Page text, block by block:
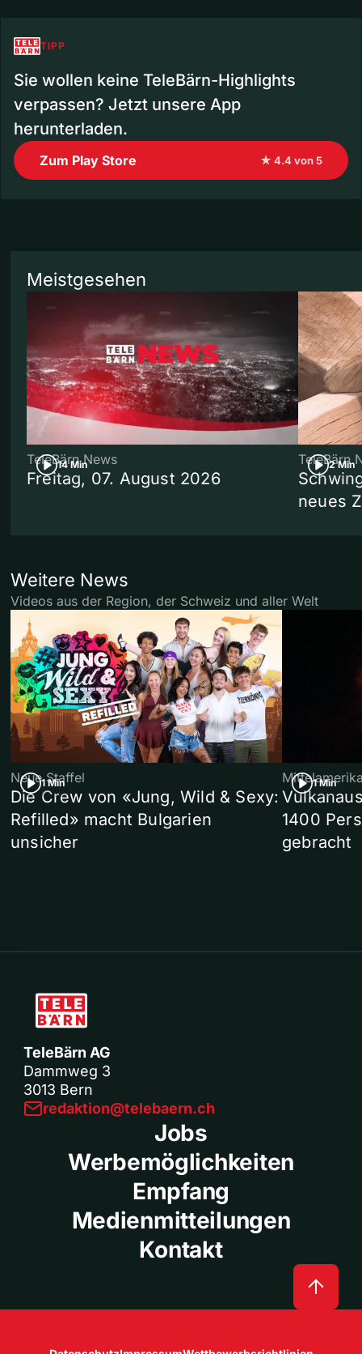
TIPP
Sie wollen keine TeleBärn-Highlights
verpassen? Jetzt unsere App
herunterladen.
Zum Play Store ★ 4.4 von 5
Meistgesehen
14 Min
TeleBärn News
Freitag, 07. August 2026
2 Min
TeleBärn
neues
Weitere News
Videos aus der Region, der Schweiz und aller Welt
1 Min
Neue Staffel
Die Crew von «Jung, Wild & Sexy:
Refilled» macht Bulgarien
unsicher
1 Min
1400
gebracht
TeleBärn AG
Dammweg 3
3013 Bern
redaktion@telebaern.ch
Jobs
Werbemöglichkeiten
Empfang
Medienmitteilungen
Kontakt